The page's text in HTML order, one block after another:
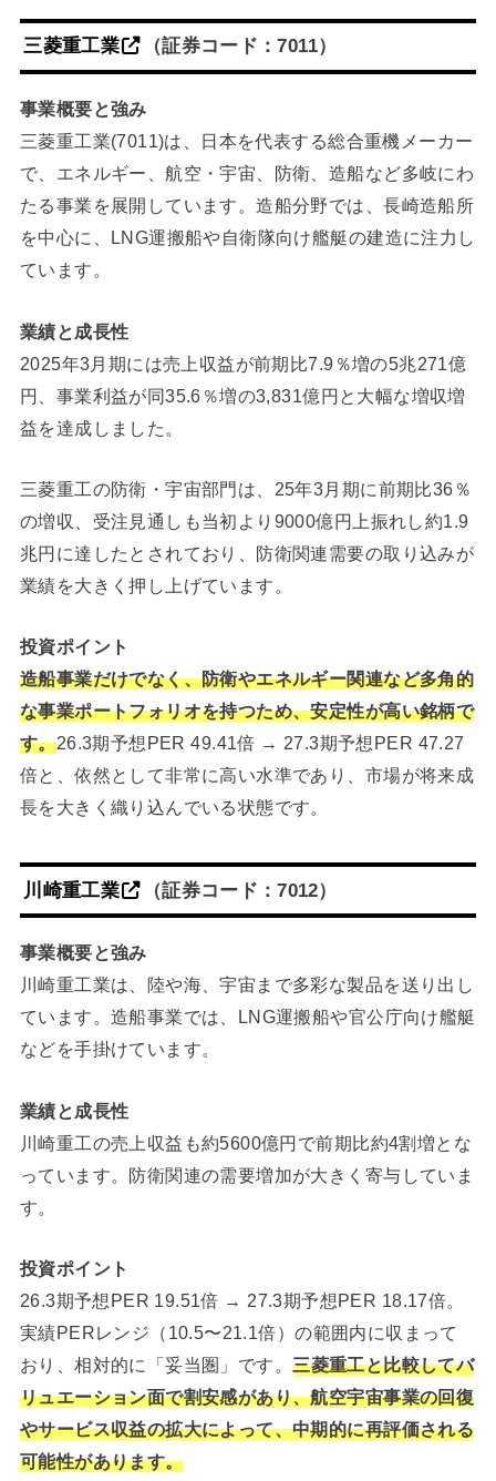
三菱重工業 （証券コード：7011）
事業概要と強み
三菱重工業(7011)は、日本を代表する総合重機メーカー
で、エネルギー、航空・宇宙、防衛、造船など多岐にわ
たる事業を展開しています。造船分野では、長崎造船所
を中心に、LNG運搬船や自衛隊向け艦艇の建造に注力し
ています。
業績と成長性
2025年3月期には売上収益が前期比7.9％増の5兆271億
円、事業利益が同35.6％増の3,831億円と大幅な増収増
益を達成しました。
三菱重工の防衛・宇宙部門は、25年3月期に前期比36％
の増収、受注見通しも当初より9000億円上振れし約1.9
兆円に達したとされており、防衛関連需要の取り込みが
業績を大きく押し上げています。
投資ポイント
造船事業だけでなく、防衛やエネルギー関連など多角的
な事業ポートフォリオを持つため、安定性が高い銘柄で
す。26.3期予想PER 49.41倍 → 27.3期予想PER 47.27
倍と、依然として非常に高い水準であり、市場が将来成
長を大きく織り込んでいる状態です。
川崎重工業 （証券コード：7012）
事業概要と強み
川崎重工業は、陸や海、宇宙まで多彩な製品を送り出し
ています。造船事業では、LNG運搬船や官公庁向け艦艇
などを手掛けています。
業績と成長性
川崎重工の売上収益も約5600億円で前期比約4割増とな
っています。防衛関連の需要増加が大きく寄与していま
す。
投資ポイント
26.3期予想PER 19.51倍 → 27.3期予想PER 18.17倍。
実績PERレンジ（10.5〜21.1倍）の範囲内に収まって
おり、相対的に「妥当圏」です。 三菱重工と比較してバ
リュエーション面で割安感があり、航空宇宙事業の回復
やサービス収益の拡大によって、中期的に再評価される
可能性があります。